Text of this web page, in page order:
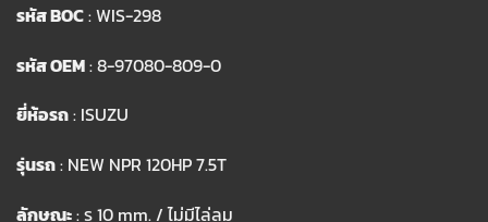
รหัส BOC: WIS-298
รหัส OEM: 8-97080-809-0
ยี่ห้อรถ: ISUZU
รุ่นรถ: NEW NPR 120HP 7.5T
ลักษณะ: รู 10 mm. / ไม่มีไล่ลม